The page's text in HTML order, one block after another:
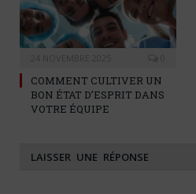
COMMENT CULTIVER UN
BON ÉTAT D’ESPRIT DANS
VOTRE ÉQUIPE
LAISSER UNE RÉPONSE